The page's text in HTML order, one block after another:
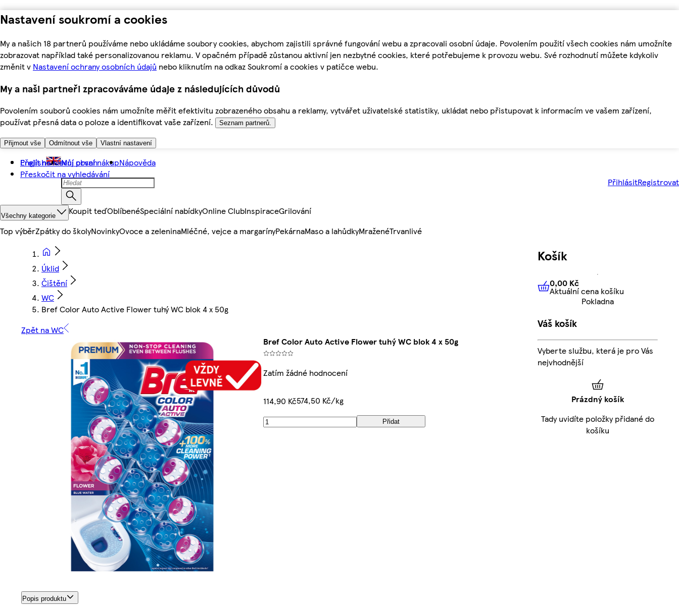
Nastavení soukromí a cookies
My a našich 18 partnerů používáme nebo ukládáme soubory cookies, abychom zajistili správné fungování webu a zpracovali osobní údaje. Povolením použití všech cookies nám umožníte
zobrazovat například také personalizovanou reklamu. V opačném případě zůstanou aktivní jen nezbytné cookies, které potřebujeme k provozu webu. Své rozhodnutí můžete kdykoliv
změnit v Nastavení ochrany osobních údajů nebo kliknutím na odkaz Soukromí a cookies v patičce webu.
My a naši partneři zpracováváme údaje z následujících důvodů
Povolením souborů cookies nám umožníte měřit efektivitu zobrazeného obsahu a reklamy, vytvářet uživatelské statistiky, ukládat nebo přistupovat k informacím ve vašem zařízení,
používat přesná data o poloze a identifikovat vaše zařízení.
Seznam partnerů.
Přijmout vše Odmítnout vše Vlastní nastavení
Přejít na hlavní obsah
Přeskočit na vyhledávání
English Můj první nákupNápověda
PřihlásitRegistrovat
Všechny kategorie Koupit teďOblíbenéSpeciální nabídkyOnline ClubInspiraceGrilování
Top výběrZpátky do školyNovinkyOvoce a zeleninaMléčné, vejce a margarínyPekárnaMaso a lahůdkyMraženéTrvanlivé
Úklid
Čištění
WC
Bref Color Auto Active Flower tuhý WC blok 4 x 50g
Zpět na WC
Bref Color Auto Active Flower tuhý WC blok 4 x 50g
Zatím žádné hodnocení
114,90 Kč574,50 Kč/kg
Přidat
Popis produktu
Košík
0,00 KčAktuální cena košíku
0,00 Kč
Aktuální cena košíku
Pokladna
Váš košík
Vyberte službu, která je pro Vás
nejvhodnější
Prázdný košík
Tady uvidíte položky přidané do
košíku